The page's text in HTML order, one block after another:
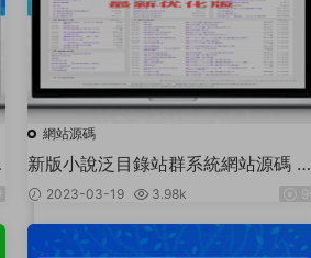
網站源碼
新版小說泛目錄站群系統網站源碼 小
說站群源碼海量關鍵詞霸屏
2023-03-19 3.98k